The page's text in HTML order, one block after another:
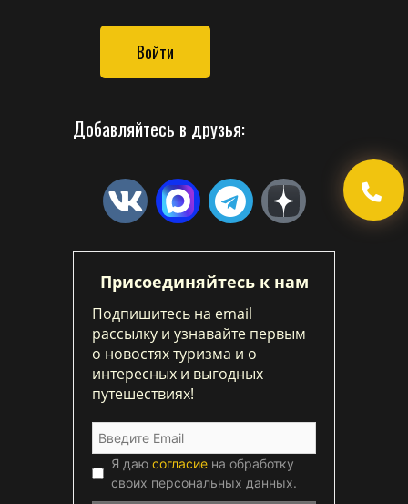
Войти
Добавляйтесь в друзья:
Присоединяйтесь к нам
Подпишитесь на email
рассылку и узнавайте первым
о новостях туризма и о
интересных и выгодных
путешествиях!
Я даю согласие на обработку
своих персональных данных.